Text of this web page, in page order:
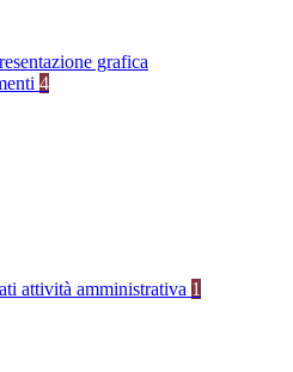
grafica
4
attività amministrativa 1